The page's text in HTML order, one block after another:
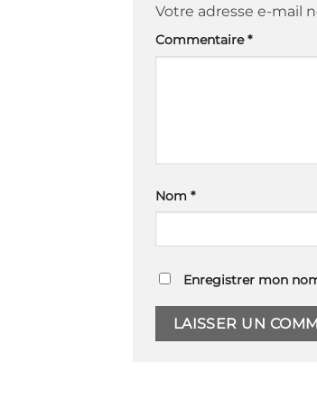
Votre adresse e-mail
Commentaire*
Nom *
Enregistrer mon